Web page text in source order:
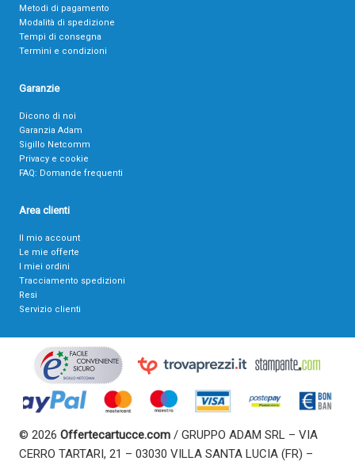
Metodi di pagamento
Modalità di spedizione
Tempi di consegna
Termini e condizioni
Garanzie
Dicono di noi
Garanzia Adam
Sigillo Netcomm
Privacy e cookie
FAQ: Domande frequenti
Area clienti
Il mio account
Le mie offerte
I miei ordini
Tracciamento spedizioni
Resi
Servizio clienti
© 2026 Offertecartucce.com / GRUPPO ADAM SRL – VIA
CERRO TARTARI, 21 – 03030 VILLA SANTA LUCIA (FR) –